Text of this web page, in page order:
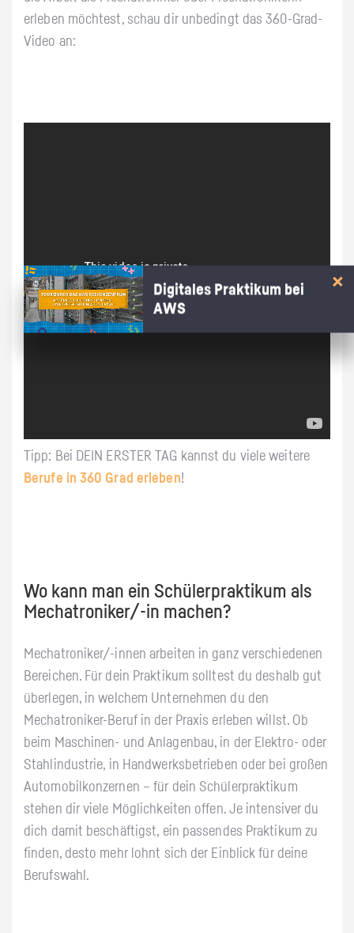
erleben möchtest, schau dir unbedingt das 360-Grad-
Video an:
Tipp: Bei DEIN ERSTER TAG kannst du viele weitere
Berufe in 360 Grad erleben!
Wo kann man ein Schülerpraktikum als
Mechatroniker/-in machen?
Mechatroniker/-innen arbeiten in ganz verschiedenen
Bereichen. Für dein Praktikum solltest du deshalb gut
überlegen, in welchem Unternehmen du den
Mechatroniker-Beruf in der Praxis erleben willst. Ob
beim Maschinen- und Anlagenbau, in der Elektro- oder
Stahlindustrie, in Handwerksbetrieben oder bei großen
Automobilkonzernen – für dein Schülerpraktikum
stehen dir viele Möglichkeiten offen. Je intensiver du
dich damit beschäftigst, ein passendes Praktikum zu
finden, desto mehr lohnt sich der Einblick für deine
Berufswahl.
Digitales Praktikum bei
AWS